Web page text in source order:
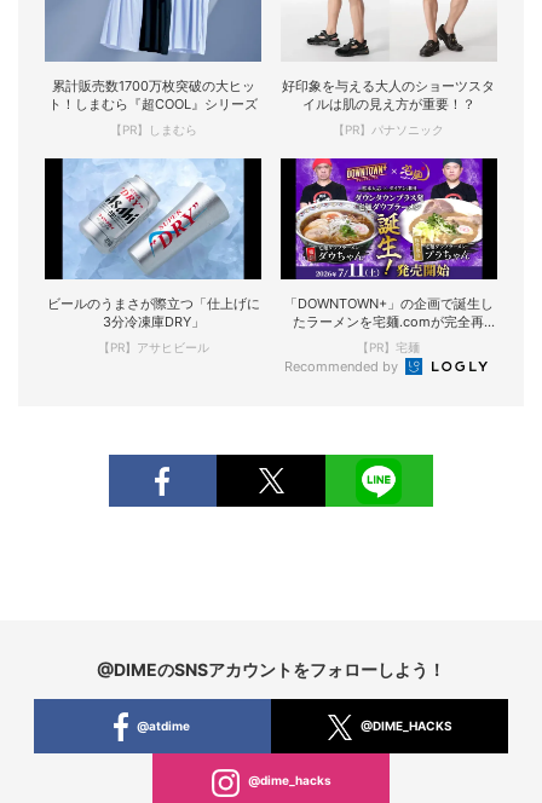
累計販売数1700万枚突破の大ヒッ
ト！しまむら『超COOL』シリーズ
【PR】しまむら
好印象を与える大人のショーツスタ
イルは肌の見え方が重要！？
【PR】パナソニック
ビールのうまさが際立つ「仕上げに
3分冷凍庫DRY」
【PR】アサヒビール
「DOWNTOWN+」の企画で誕生し
たラーメンを宅麺.comが完全再
現！
【PR】宅麺
Recommended by
@DIMEのSNSアカウントをフォローしよう！
@atdime @DIME_HACKS
@dime_hacks